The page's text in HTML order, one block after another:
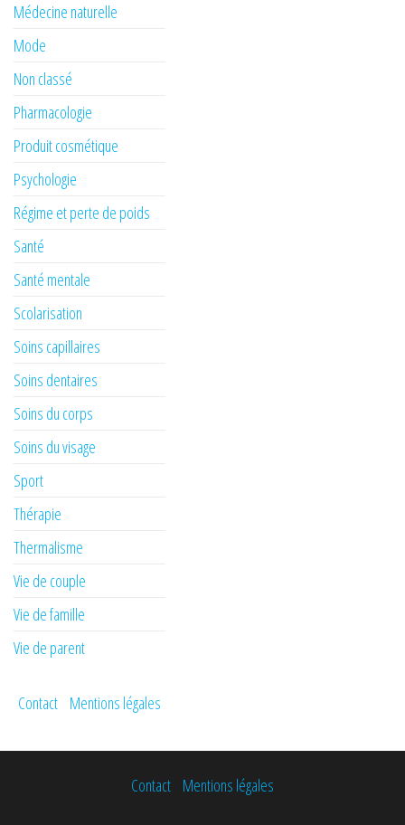
Médecine naturelle
Mode
Non classé
Pharmacologie
Produit cosmétique
Psychologie
Régime et perte de poids
Santé
Santé mentale
Scolarisation
Soins capillaires
Soins dentaires
Soins du corps
Soins du visage
Sport
Thérapie
Thermalisme
Vie de couple
Vie de famille
Vie de parent
Contact Mentions légales
Contact Mentions légales